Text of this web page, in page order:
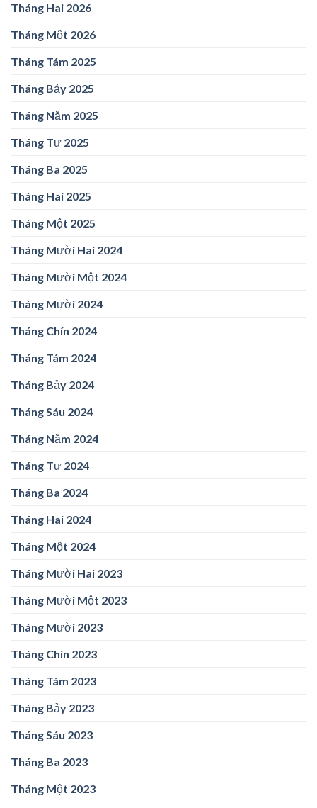
Tháng Hai 2026
Tháng Một 2026
Tháng Tám 2025
Tháng Bảy 2025
Tháng Năm 2025
Tháng Tư 2025
Tháng Ba 2025
Tháng Hai 2025
Tháng Một 2025
Tháng Mười Hai 2024
Tháng Mười Một 2024
Tháng Mười 2024
Tháng Chín 2024
Tháng Tám 2024
Tháng Bảy 2024
Tháng Sáu 2024
Tháng Năm 2024
Tháng Tư 2024
Tháng Ba 2024
Tháng Hai 2024
Tháng Một 2024
Tháng Mười Hai 2023
Tháng Mười Một 2023
Tháng Mười 2023
Tháng Chín 2023
Tháng Tám 2023
Tháng Bảy 2023
Tháng Sáu 2023
Tháng Ba 2023
Tháng Một 2023